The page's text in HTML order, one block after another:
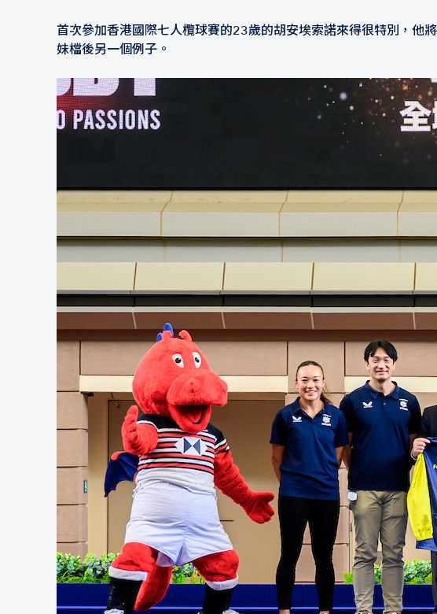
首次參加香港國際七人欖球賽的23歲的胡安埃索諾來得很特別，他
妹檔後另一個例子。